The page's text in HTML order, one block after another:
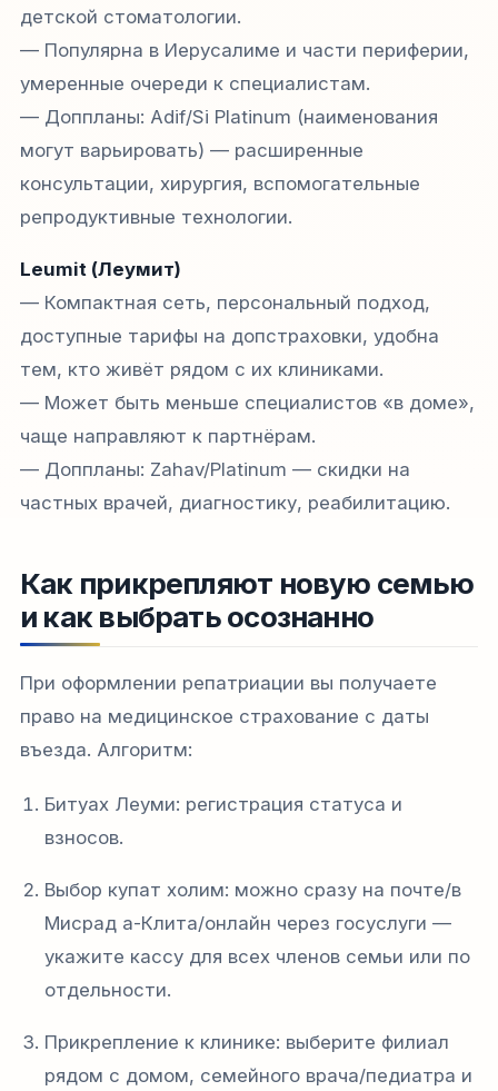
детской стоматологии.
— Популярна в Иерусалиме и части периферии,
умеренные очереди к специалистам.
— Доппланы: Adif/Si Platinum (наименования
могут варьировать) — расширенные
консультации, хирургия, вспомогательные
репродуктивные технологии.
Leumit (Леумит)
— Компактная сеть, персональный подход,
доступные тарифы на допстраховки, удобна
тем, кто живёт рядом с их клиниками.
— Может быть меньше специалистов «в доме»,
чаще направляют к партнёрам.
— Доппланы: Zahav/Platinum — скидки на
частных врачей, диагностику, реабилитацию.
Как прикрепляют новую семью
и как выбрать осознанно
При оформлении репатриации вы получаете
право на медицинское страхование с даты
въезда. Алгоритм:
Битуах Леуми: регистрация статуса и
взносов.
Выбор купат холим: можно сразу на почте/в
Мисрад а-Клита/онлайн через госуслуги —
укажите кассу для всех членов семьи или по
отдельности.
Прикрепление к клинике: выберите филиал
рядом с домом, семейного врача/педиатра и